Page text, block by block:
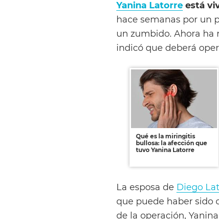
Yanina Latorre está
hace semanas por un
un zumbido. Ahora ha
indicó que deberá
Qué es la miringitis
bullosa: la afección que
tuvo Yanina Latorre
La esposa de Diego
que puede haber sido
de la operación,